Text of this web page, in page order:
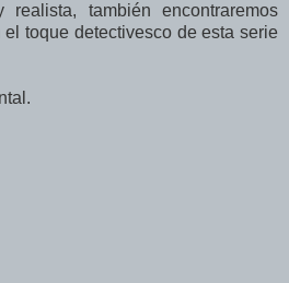
también encontraremos
toque detectivesco de esta serie